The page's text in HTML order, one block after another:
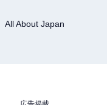
All About Japan